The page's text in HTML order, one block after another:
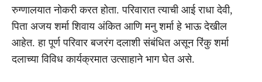
रुग्णालयात नोकरी करत होता. परिवारात त्याची आई राधा देवी,
पिता अजय शर्मा शिवाय अंकित आणि मनु शर्मा हे भाऊ देखील
आहेत. हा पूर्ण परिवार बजरंग दलाशी संबंधित असून रिंकु शर्मा
दलाच्या विविध कार्यक्रमात उत्साहाने भाग घेत असे.